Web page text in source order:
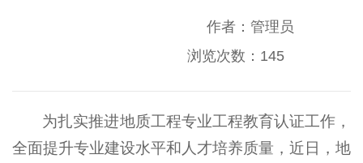
作者：管理员
浏览次数： 145
为扎实推进地质工程专业工程教育认证工作，
全面提升专业建设水平和人才培养质量，近日，地